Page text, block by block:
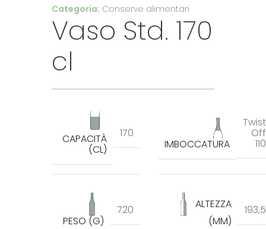
Categoria: Conserve alimentari
Vaso Std. 170
cl
CAPACITÀ
(CL)
170
IMBOCCATURA
Twist
Off
110
PESO (G)
720
ALTEZZA
(MM)
193,5